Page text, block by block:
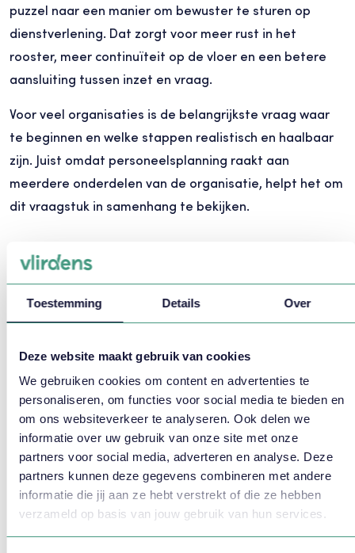
Toestemming Details Over
Deze website maakt gebruik van cookies
We gebruiken cookies om content en advertenties te
personaliseren, om functies voor social media te bieden en
om ons websiteverkeer te analyseren. Ook delen we
informatie over uw gebruik van onze site met onze
partners voor social media, adverteren en analyse. Deze
partners kunnen deze gegevens combineren met andere
informatie die jij aan ze hebt verstrekt of die ze hebben
verzameld op basis van jouw gebruik van hun services.
puzzel naar een manier om bewuster te sturen op
dienstverlening. Dat zorgt voor meer rust in het
rooster, meer continuïteit op de vloer en een betere
aansluiting tussen inzet en vraag.
Voor veel organisaties is de belangrijkste vraag waar
te beginnen en welke stappen realistisch en haalbaar
zijn. Juist omdat personeelsplanning raakt aan
meerdere onderdelen van de organisatie, helpt het om
dit vraagstuk in samenhang te bekijken.
Meer weten?
Maxime van der Werf helpt je
graag verder!
088 - 825 25 25
info@vlirdens.nl